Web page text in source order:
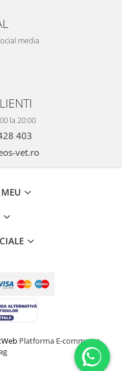
media
la 20:00
403
vet.ro
Platforma E-commerce